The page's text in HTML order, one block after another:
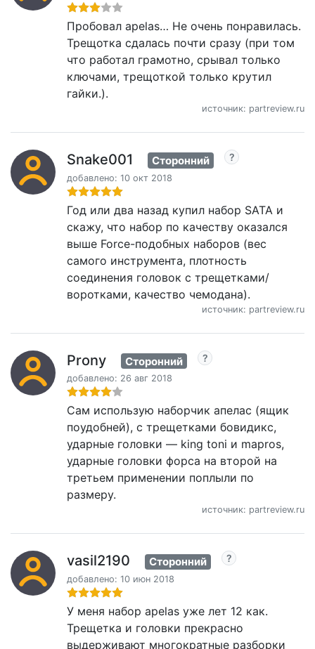
Пробовал apelas… Не очень понравилась.
Трещотка сдалась почти сразу (при том
что работал грамотно, срывал только
ключами, трещоткой только крутил
гайки.).
источник: partreview.ru
Snake001 Сторонний
добавлено: 10 окт 2018
Год или два назад купил набор SATA и
скажу, что набор по качеству оказался
выше Force-подобных наборов (вес
самого инструмента, плотность
соединения головок с трещетками/
воротками, качество чемодана).
источник: partreview.ru
Prony Сторонний
добавлено: 26 авг 2018
Сам использую наборчик апелас (ящик
поудобней), с трещетками бовидикс,
ударные головки — king toni и mapros,
ударные головки форса на второй на
третьем применении поплыли по
размеру.
источник: partreview.ru
vasil2190 Сторонний
добавлено: 10 июн 2018
У меня набор apelas уже лет 12 как.
Трещетка и головки прекрасно
выдерживают многократные разборки